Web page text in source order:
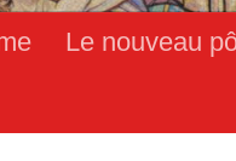
Le nouveau